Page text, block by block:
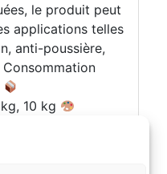
le produit peut
applications telles
anti-poussière,
Consommation
10 kg
polyvalent
sur les supports